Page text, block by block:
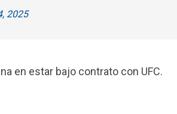
2025
en estar bajo contrato con UFC.